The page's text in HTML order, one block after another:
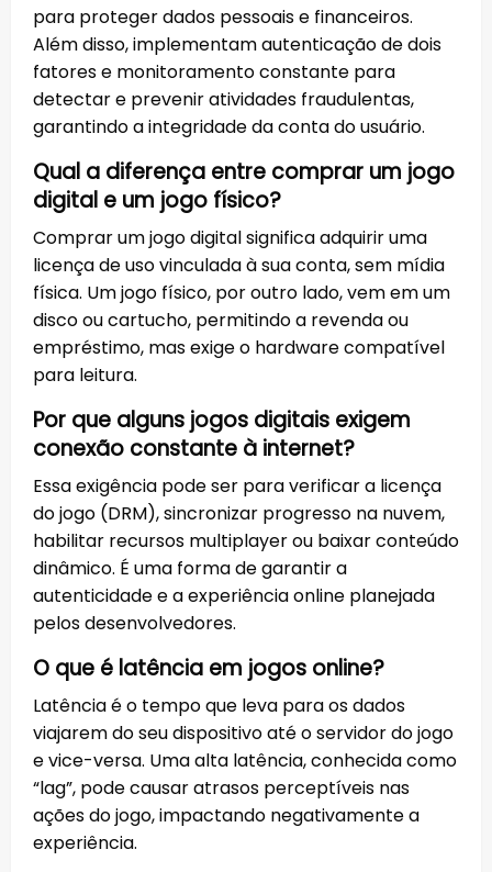
para proteger dados pessoais e financeiros.
Além disso, implementam autenticação de dois
fatores e monitoramento constante para
detectar e prevenir atividades fraudulentas,
garantindo a integridade da conta do usuário.
Qual a diferença entre comprar um jogo
digital e um jogo físico?
Comprar um jogo digital significa adquirir uma
licença de uso vinculada à sua conta, sem mídia
física. Um jogo físico, por outro lado, vem em um
disco ou cartucho, permitindo a revenda ou
empréstimo, mas exige o hardware compatível
para leitura.
Por que alguns jogos digitais exigem
conexão constante à internet?
Essa exigência pode ser para verificar a licença
do jogo (DRM), sincronizar progresso na nuvem,
habilitar recursos multiplayer ou baixar conteúdo
dinâmico. É uma forma de garantir a
autenticidade e a experiência online planejada
pelos desenvolvedores.
O que é latência em jogos online?
Latência é o tempo que leva para os dados
viajarem do seu dispositivo até o servidor do jogo
e vice-versa. Uma alta latência, conhecida como
“lag”, pode causar atrasos perceptíveis nas
ações do jogo, impactando negativamente a
experiência.